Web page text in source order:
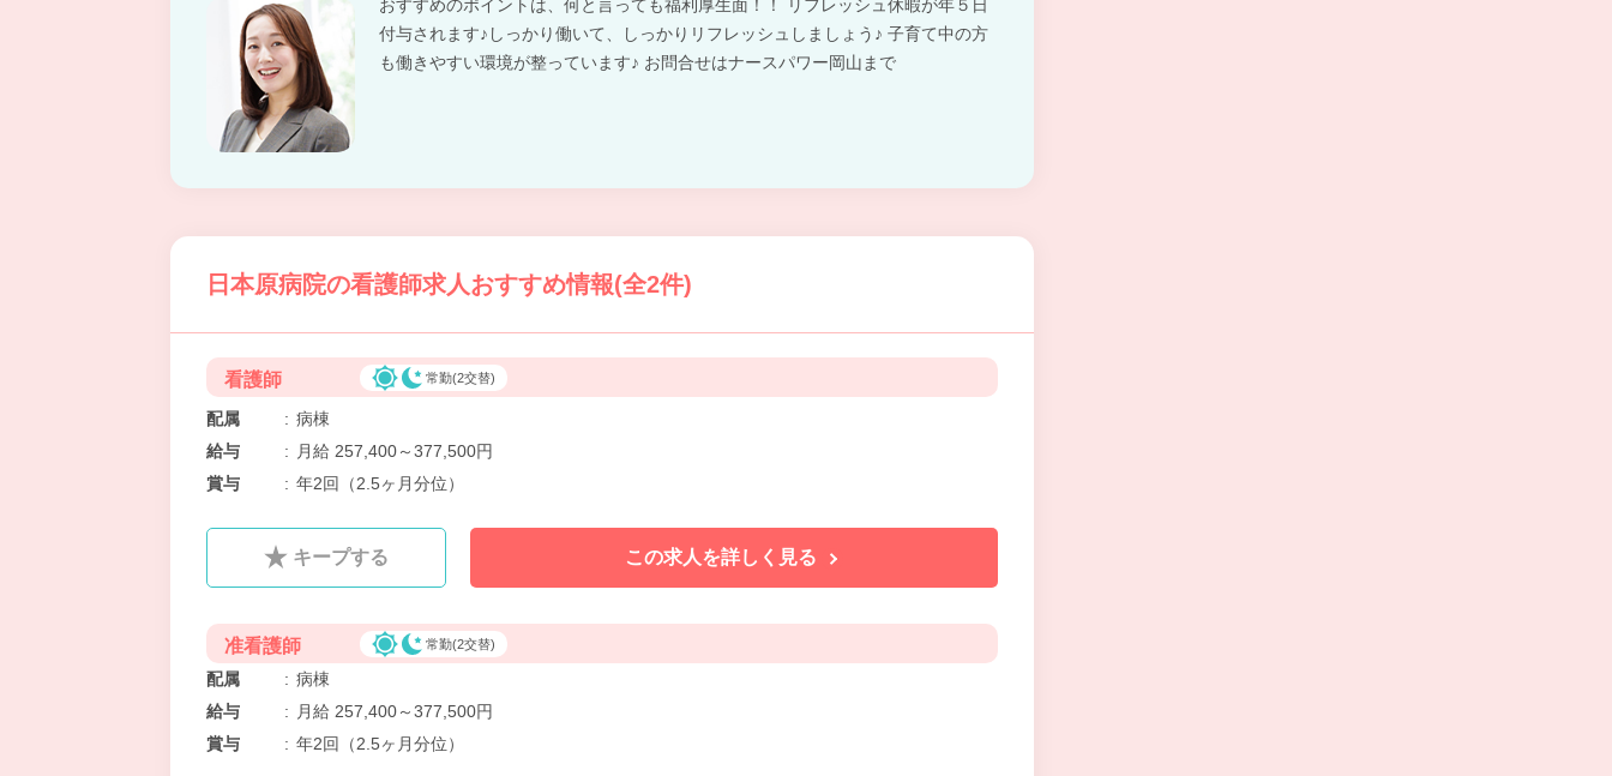
おすすめのポイントは、何と言っても福利厚生面！！ リフレッシュ休暇が年５日
付与されます♪しっかり働いて、しっかりリフレッシュしましょう♪ 子育て中の方
も働きやすい環境が整っています♪ お問合せはナースパワー岡山まで
日本原病院の看護師求人おすすめ情報(全2件)
看護師 常勤(2交替)
配属 : 病棟
給与
:
月給 257,400～377,500円
賞与
: 年2回（2.5ヶ月分位）
キープする この求人を詳しく見る
准看護師 常勤(2交替)
配属 : 病棟
給与
:
月給 257,400～377,500円
賞与
: 年2回（2.5ヶ月分位）